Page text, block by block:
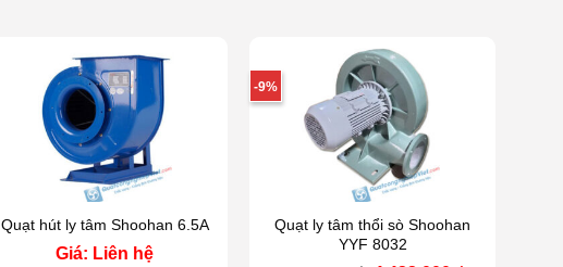
Quạt hút ly tâm Shoohan 6.5A
Giá: Liên hệ
-9%
Quạt ly tâm thổi sò Shoohan
YYF 8032